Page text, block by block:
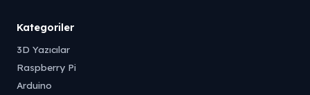
Kategoriler
3D Yazıcılar
Raspberry Pi
Arduino